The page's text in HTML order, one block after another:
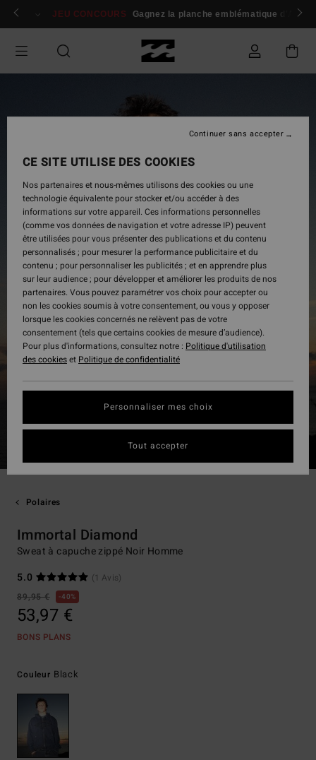
Passer
produit
Se connecter / s'inscrire
JEU CONCOURS Gagnez la planche emblématique d'Andy
Polaires
Immortal Diamond
Sweat à capuche zippé Noir Homme
5.0
(1 Avis)
89,95 €
40%
53,97 €
BONS PLANS
Couleur Black
CE SITE UTILISE DES COOKIES
Nos partenaires et nous-mêmes utilisons des cookies ou une
technologie équivalente pour stocker et/ou accéder à des
informations sur votre appareil. Ces informations personnelles
(comme vos données de navigation et votre adresse IP) peuvent
être utilisées pour vous présenter des publications et du contenu
personnalisés ; pour mesurer la performance publicitaire et du
contenu ; pour personnaliser les publicités ; et en apprendre plus
sur leur audience ; pour développer et améliorer les produits de nos
partenaires. Vous pouvez paramétrer vos choix pour accepter ou
non les cookies soumis à votre consentement, ou vous y opposer
lorsque les cookies concernés ne relèvent pas de votre
consentement (tels que certains cookies de mesure d’audience).
Pour plus d'informations, consultez notre : Politique d'utilisation
des cookieset Politique de confidentialité
Personnaliser mes choix
Continuer sans accepter
Tout accepter